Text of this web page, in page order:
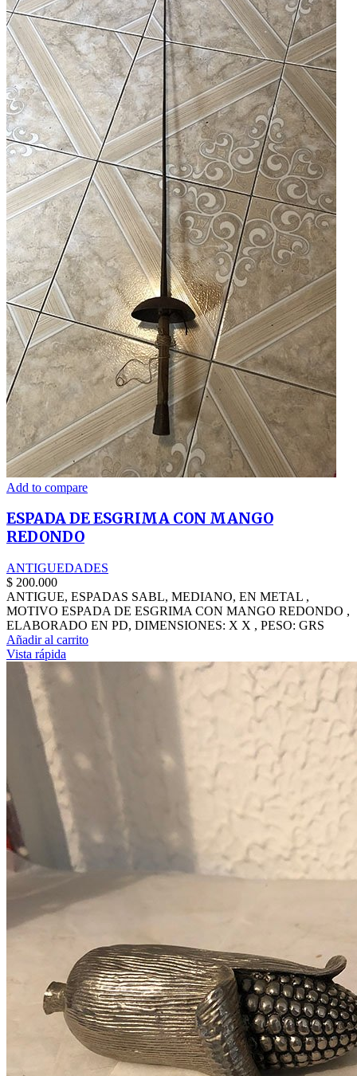
Add to compare
ESPADA DE ESGRIMA CON MANGO
REDONDO
ANTIGUEDADES
$ 200.000
ANTIGUE, ESPADAS SABL, MEDIANO, EN METAL ,
MOTIVO ESPADA DE ESGRIMA CON MANGO REDONDO ,
ELABORADO EN PD, DIMENSIONES: X X , PESO: GRS
Añadir al carrito
Vista rápida